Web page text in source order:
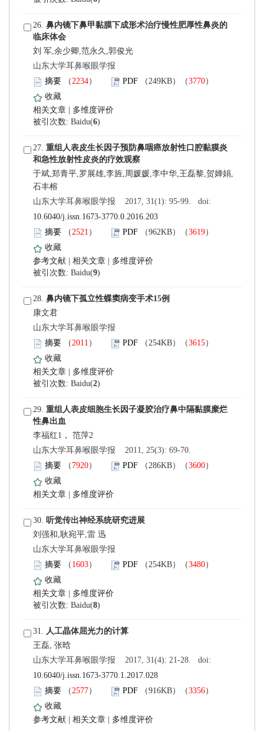
26.
刘 军,余少卿,范永久,郭俊光
山东大学耳鼻喉眼学报
）
）
)
27.
山东大学耳鼻喉眼学报 2017, 31(1): 95-99. doi:
10.6040/j.issn.1673-3770.0.2016.203
）
）
)
28.
康文君
山东大学耳鼻喉眼学报
）
）
)
29.
山东大学耳鼻喉眼学报 2011, 25(3): 69-70.
）
）
30.
刘强和,耿宛平,雷 迅
山东大学耳鼻喉眼学报
）
）
)
31.
山东大学耳鼻喉眼学报 2017, 31(4): 21-28. doi:
10.6040/j.issn.1673-3770.1.2017.028
）
）